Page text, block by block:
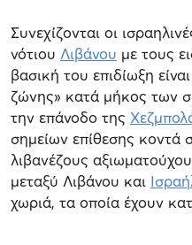
Συνεχίζονται οι
νότιου Λιβάνου με τους
βασική του επιδίωξη
ζώνης» κατά μήκος των
την επάνοδο της
σημείων επίθεσης
λιβανέζους
μεταξύ Λιβάνου και
χωριά, τα οποία έχουν